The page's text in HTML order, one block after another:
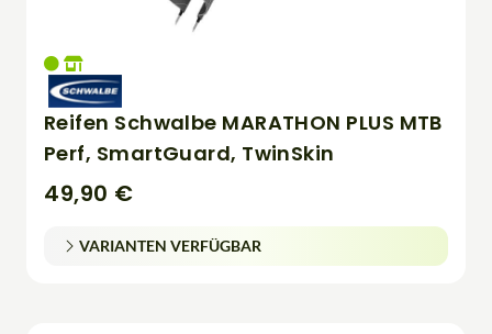
Reifen Schwalbe MARATHON PLUS MTB
Perf, SmartGuard, TwinSkin
49,90 €
VARIANTEN VERFÜGBAR